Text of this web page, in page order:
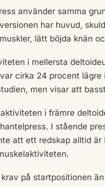
använder samma
har huvud,
lätt böjda knän
i mellersta
cirka 24 procent
men visar att
i främre
I stående
att ett redskap alltid
på startpositionen